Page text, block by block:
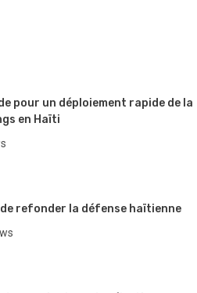
pour un déploiement rapide de la
en Haïti
refonder la défense haïtienne